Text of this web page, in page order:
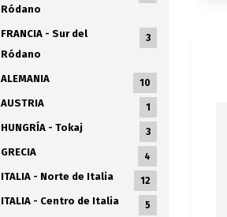
Ródano
FRANCIA - Sur del
Ródano
3
ALEMANIA 10
AUSTRIA 1
HUNGRÍA - Tokaj 3
GRECIA 4
ITALIA - Norte de Italia 12
ITALIA - Centro de Italia 5